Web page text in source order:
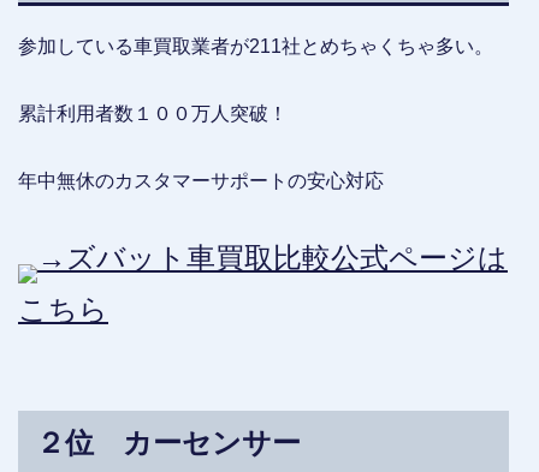
参加している車買取業者が211社とめちゃくちゃ多い。
累計利用者数１００万人突破！
年中無休のカスタマーサポートの安心対応
→ズバット車買取比較公式ページは
こちら
２位 カーセンサー